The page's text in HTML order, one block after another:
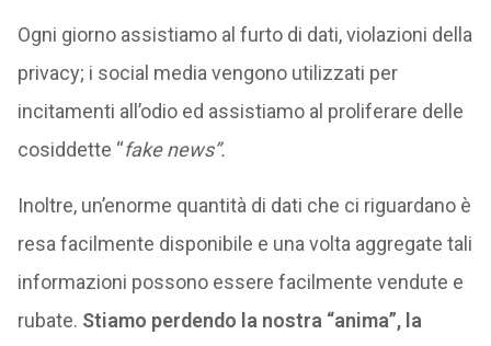
Ogni giorno assistiamo al furto di dati, violazioni della
privacy; i social media vengono utilizzati per
incitamenti all’odio ed assistiamo al proliferare delle
cosiddette “fake news”.
Inoltre, un’enorme quantità di dati che ci riguardano è
resa facilmente disponibile e una volta aggregate tali
informazioni possono essere facilmente vendute e
rubate. Stiamo perdendo la nostra “anima”, la